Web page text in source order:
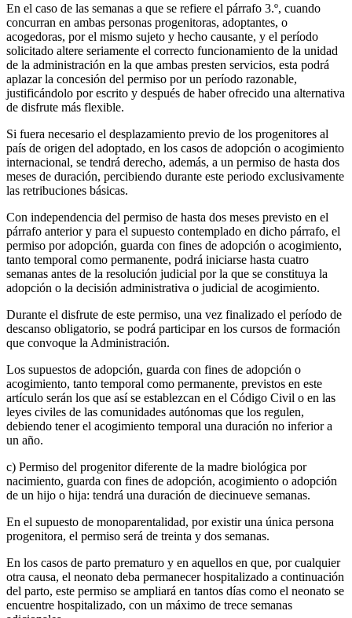
En el caso de las semanas a que se refiere el párrafo 3.º, cuando
concurran en ambas personas progenitoras, adoptantes, o
acogedoras, por el mismo sujeto y hecho causante, y el período
solicitado altere seriamente el correcto funcionamiento de la unidad
de la administración en la que ambas presten servicios, esta podrá
aplazar la concesión del permiso por un período razonable,
justificándolo por escrito y después de haber ofrecido una alternativa
de disfrute más flexible.
Si fuera necesario el desplazamiento previo de los progenitores al
país de origen del adoptado, en los casos de adopción o acogimiento
internacional, se tendrá derecho, además, a un permiso de hasta dos
meses de duración, percibiendo durante este periodo exclusivamente
las retribuciones básicas.
Con independencia del permiso de hasta dos meses previsto en el
párrafo anterior y para el supuesto contemplado en dicho párrafo, el
permiso por adopción, guarda con fines de adopción o acogimiento,
tanto temporal como permanente, podrá iniciarse hasta cuatro
semanas antes de la resolución judicial por la que se constituya la
adopción o la decisión administrativa o judicial de acogimiento.
Durante el disfrute de este permiso, una vez finalizado el período de
descanso obligatorio, se podrá participar en los cursos de formación
que convoque la Administración.
Los supuestos de adopción, guarda con fines de adopción o
acogimiento, tanto temporal como permanente, previstos en este
artículo serán los que así se establezcan en el Código Civil o en las
leyes civiles de las comunidades autónomas que los regulen,
debiendo tener el acogimiento temporal una duración no inferior a
un año.
c) Permiso del progenitor diferente de la madre biológica por
nacimiento, guarda con fines de adopción, acogimiento o adopción
de un hijo o hija: tendrá una duración de diecinueve semanas.
En el supuesto de monoparentalidad, por existir una única persona
progenitora, el permiso será de treinta y dos semanas.
En los casos de parto prematuro y en aquellos en que, por cualquier
otra causa, el neonato deba permanecer hospitalizado a continuación
del parto, este permiso se ampliará en tantos días como el neonato se
encuentre hospitalizado, con un máximo de trece semanas